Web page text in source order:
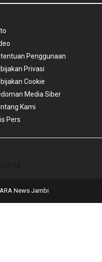
Penggunaan
Privasi
Cookie
Media Siber
Kami
Pers
News Jambi